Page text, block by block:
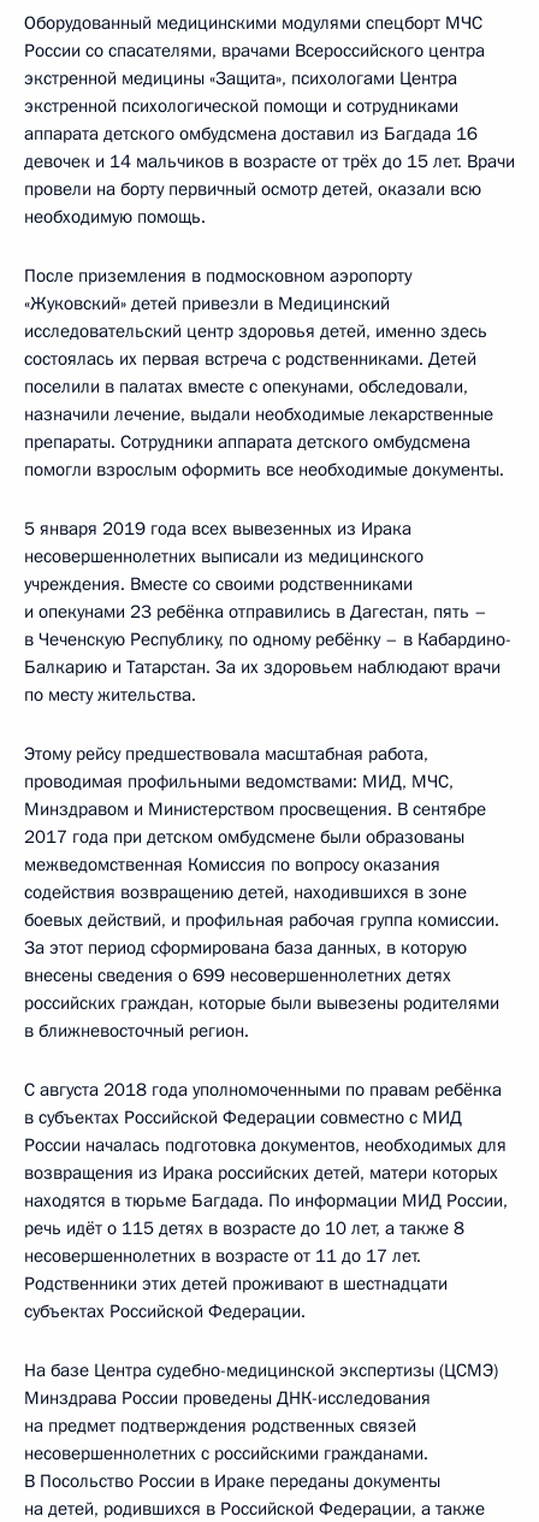
Оборудованный медицинскими модулями спецборт МЧС
России со спасателями, врачами Всероссийского центра
экстренной медицины «Защита», психологами Центра
экстренной психологической помощи и сотрудниками
аппарата детского омбудсмена доставил из Багдада 16
девочек и 14 мальчиков в возрасте от трёх до 15 лет. Врачи
провели на борту первичный осмотр детей, оказали всю
необходимую помощь.
После приземления в подмосковном аэропорту
«Жуковский» детей привезли в Медицинский
исследовательский центр здоровья детей, именно здесь
состоялась их первая встреча с родственниками. Детей
поселили в палатах вместе с опекунами, обследовали,
назначили лечение, выдали необходимые лекарственные
препараты. Сотрудники аппарата детского омбудсмена
помогли взрослым оформить все необходимые документы.
5 января 2019 года всех вывезенных из Ирака
несовершеннолетних выписали из медицинского
учреждения. Вместе со своими родственниками
и опекунами 23 ребёнка отправились в Дагестан, пять –
в Чеченскую Республику, по одному ребёнку – в Кабардино-
Балкарию и Татарстан. За их здоровьем наблюдают врачи
по месту жительства.
Этому рейсу предшествовала масштабная работа,
проводимая профильными ведомствами: МИД, МЧС,
Минздравом и Министерством просвещения. В сентябре
2017 года при детском омбудсмене были образованы
межведомственная Комиссия по вопросу оказания
содействия возвращению детей, находившихся в зоне
боевых действий, и профильная рабочая группа комиссии.
За этот период сформирована база данных, в которую
внесены сведения о 699 несовершеннолетних детях
российских граждан, которые были вывезены родителями
в ближневосточный регион.
С августа 2018 года уполномоченными по правам ребёнка
в субъектах Российской Федерации совместно с МИД
России началась подготовка документов, необходимых для
возвращения из Ирака российских детей, матери которых
находятся в тюрьме Багдада. По информации МИД России,
речь идёт о 115 детях в возрасте до 10 лет, а также 8
несовершеннолетних в возрасте от 11 до 17 лет.
Родственники этих детей проживают в шестнадцати
субъектах Российской Федерации.
На базе Центра судебно-медицинской экспертизы (ЦСМЭ)
Минздрава России проведены ДНК-исследования
на предмет подтверждения родственных связей
несовершеннолетних с российскими гражданами.
В Посольство России в Ираке переданы документы
на детей, родившихся в Российской Федерации, а также